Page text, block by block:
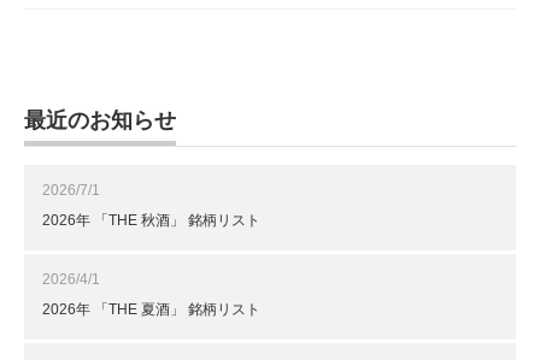
最近のお知らせ
2026/7/1
2026年 「THE 秋酒」 銘柄リスト
2026/4/1
2026年 「THE 夏酒」 銘柄リスト